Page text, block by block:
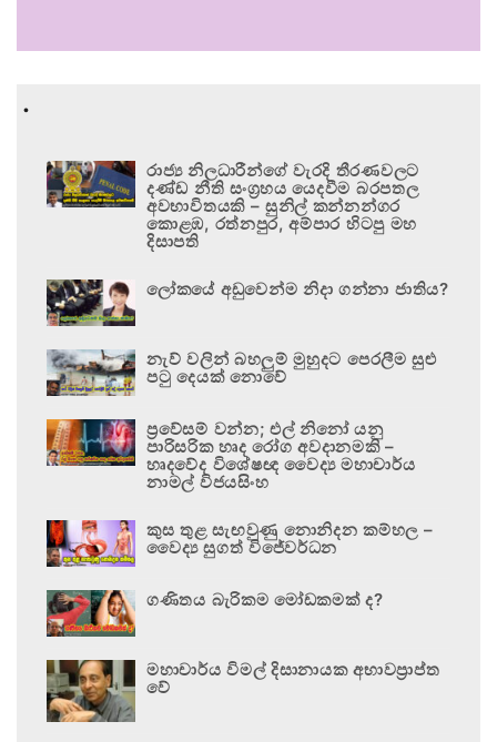
.
රාජ්‍ය නිලධාරීන්ගේ වැරදි තීරණවලට
දණ්ඩ නීති සංග්‍රහය යෙදවීම බරපතල
අවභාවිතයකි – සුනිල් කන්නන්ගර
කොළඹ, රත්නපුර, අම්පාර හිටපු මහ
දිසාපති
ලෝකයේ අඩුවෙන්ම නිදා ගන්නා ජාතිය?
නැව් වලින් බහලුම් මුහුදට පෙරලීම සුළු
පටු දෙයක් නොවේ
ප්‍රවේසම් වන්න; එල් නිනෝ යනු
පාරිසරික හෘද රෝග අවදානමකි –
හෘදවේද විශේෂඥ වෛද්‍ය මහාචාර්ය
නාමල් විජයසිංහ
කුස තුළ සැඟවුණු නොනිදන කම්හල –
වෛද්‍ය සුගත් විජේවර්ධන
ගණිතය බැරිකම මෝඩකමක් ද?
මහාචාර්ය විමල් දිසානායක අභාවප්‍රාප්ත
වේ